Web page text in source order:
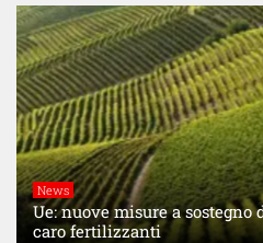
News
Ue: nuove misure a
caro fertilizzanti